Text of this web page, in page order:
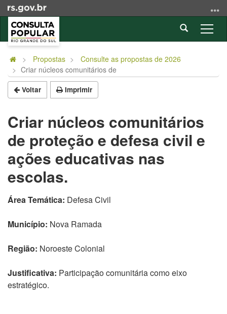
para
conteúdo
para
menu
para
busca
a
Abrir
a
Início
conteúdo
Propostas
Consulte as propostas de 2026
Criar núcleos comunitários de
Voltar Imprimir
Criar núcleos comunitários
de proteção e defesa civil e
ações educativas nas
escolas.
Área Temática: Defesa Civil
Município: Nova Ramada
Região: Noroeste Colonial
Justificativa: Participação comunitária como eixo
estratégico.